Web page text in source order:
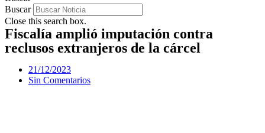
Buscar
Close this search box.
Fiscalía amplió imputación contra
reclusos extranjeros de la cárcel
21/12/2023
Sin Comentarios